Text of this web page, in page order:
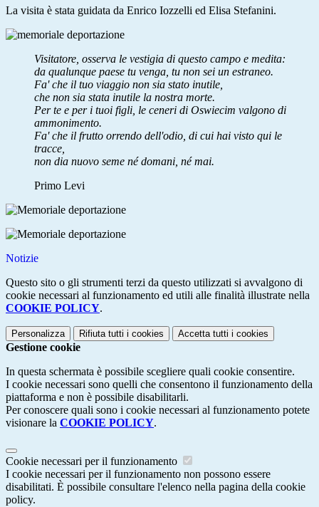
La visita è stata guidata da Enrico Iozzelli ed Elisa Stefanini.
Visitatore, osserva le vestigia di questo campo e medita:
da qualunque paese tu venga, tu non sei un estraneo.
Fa' che il tuo viaggio non sia stato inutile,
che non sia stata inutile la nostra morte.
Per te e per i tuoi figli, le ceneri di Oswiecim valgono di
ammonimento.
Fa' che il frutto orrendo dell'odio, di cui hai visto qui le
tracce,
non dia nuovo seme né domani, né mai.
Primo Levi
Notizie
Questo sito o gli strumenti terzi da questo utilizzati si avvalgono di
cookie necessari al funzionamento ed utili alle finalità illustrate nella
COOKIE POLICY.
Personalizza Rifiuta tutti i cookies Accetta tutti i cookies
Gestione cookie
In questa schermata è possibile scegliere quali cookie consentire.
I cookie necessari sono quelli che consentono il funzionamento della
piattaforma e non è possibile disabilitarli.
Per conoscere quali sono i cookie necessari al funzionamento potete
visionare la COOKIE POLICY.
Cookie necessari per il funzionamento
I cookie necessari per il funzionamento non possono essere
disabilitati. È possibile consultare l'elenco nella pagina della cookie
policy.